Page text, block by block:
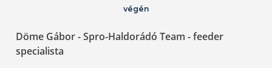
végén
Döme Gábor - Spro-Haldorádó Team - feeder
specialista